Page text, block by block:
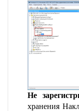
Не
хранения